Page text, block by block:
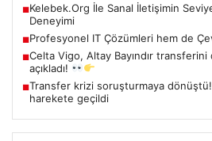
■Kelebek.Org İle Sanal İletişimin
Deneyimi
■Profesyonel IT Çözümleri hem de
■Celta Vigo, Altay Bayındır
açıkladı!
■Transfer krizi soruşturmaya
harekete geçildi